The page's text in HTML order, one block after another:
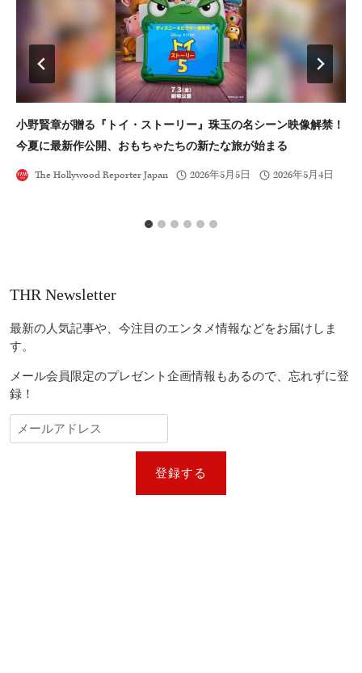
小野賢章が贈る『トイ・ストーリー』珠玉の名シーン映像解禁！
今夏に最新作公開、おもちゃたちの新たな旅が始まる
The Hollywood Reporter Japan 2026年5月5日 2026年5月4日
THR Newsletter
最新の人気記事や、今注目のエンタメ情報などをお届けしま
す。
メール会員限定のプレゼント企画情報もあるので、忘れずに登
録！
登録する